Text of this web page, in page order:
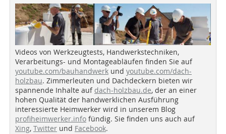
Videos von Werkzeugtests, Handwerkstechniken,
Verarbeitungs- und Montageabläufen finden Sie auf
youtube.com/bauhandwerk und youtube.com/dach-
holzbau. Zimmerleuten und Dachdeckern bieten wir
spannende Inhalte auf dach-holzbau.de, der an einer
hohen Qualität der handwerklichen Ausführung
interessierte Heimwerker wird in unserem Blog
profiheimwerker.info fündig. Sie finden uns auch auf
Xing, Twitter und Facebook.